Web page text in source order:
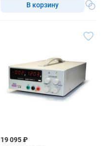
В корзину
19 095 ₽